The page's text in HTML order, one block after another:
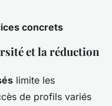
concrets
et la réduction
limite les
de profils variés